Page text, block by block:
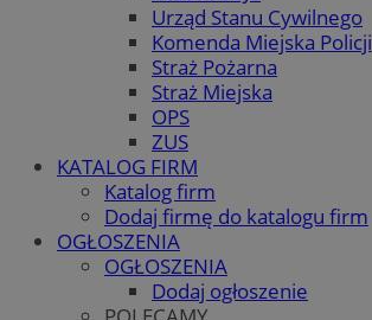
Urząd Stanu Cywilnego
Komenda Miejska Policji
Straż Pożarna
Straż Miejska
OPS
ZUS
KATALOG FIRM
Katalog firm
Dodaj firmę do katalogu firm
OGŁOSZENIA
OGŁOSZENIA
Dodaj ogłoszenie